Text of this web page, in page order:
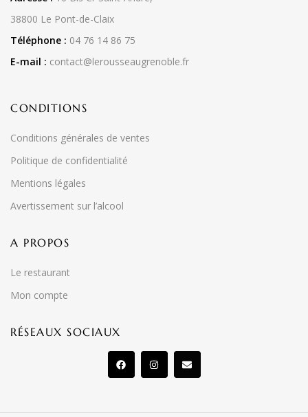
38800 Le Pont-de-Claix
Téléphone : 04 76 14 86 75
E-mail : contact@lerousseaugrenoble.fr
CONDITIONS
Conditions générales de ventes
Politique de confidentialité
Mentions légales
Avertissement sur l’alcool
A PROPOS
Le restaurant
Mon compte
RÉSEAUX SOCIAUX